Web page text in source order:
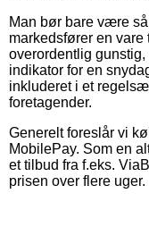
Man bør bare være
markedsfører en
overordentlig
indikator for en
inkluderet i et
foretagender.
Generelt foreslår vi
MobilePay. Som en
et tilbud fra f.eks.
prisen over flere uger.